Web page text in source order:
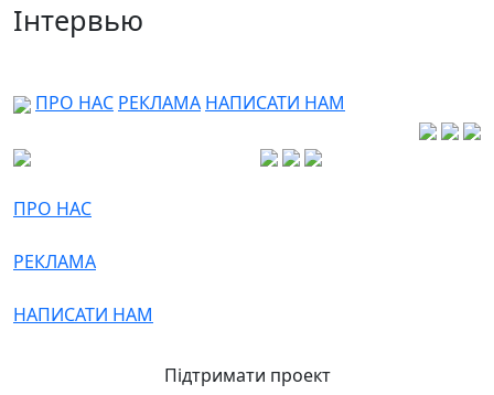
Інтервью
ПРО НАС РЕКЛАМА НАПИСАТИ НАМ
ПРО НАС
РЕКЛАМА
НАПИСАТИ НАМ
Підтримати проект